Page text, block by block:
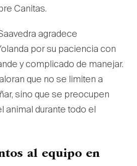
Canitas.
agradece
por su paciencia con
y complicado de manejar.
que no se limiten a
sino que se preocupen
animal durante todo el
al equipo en